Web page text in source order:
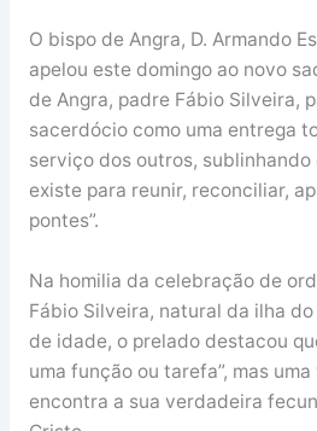
O bispo de Angra, D. Armando
apelou este domingo ao novo
de Angra, padre Fábio Silveira,
sacerdócio como uma entrega
serviço dos outros, sublinhando
existe para reunir, reconciliar,
pontes”.
Na homilia da celebração de
Fábio Silveira, natural da ilha
de idade, o prelado destacou
uma função ou tarefa”, mas
encontra a sua verdadeira